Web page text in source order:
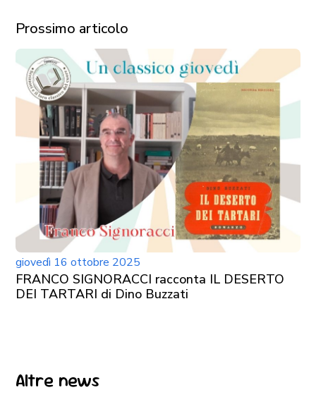
Prossimo articolo
giovedì 16 ottobre 2025
FRANCO SIGNORACCI racconta IL DESERTO
DEI TARTARI di Dino Buzzati
Altre news